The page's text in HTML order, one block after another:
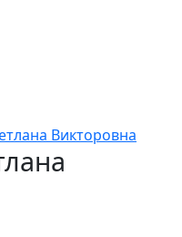
Викторовна